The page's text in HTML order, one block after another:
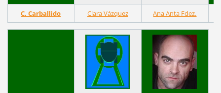
C. Carballido Clara Vázquez Ana Anta Fdez.